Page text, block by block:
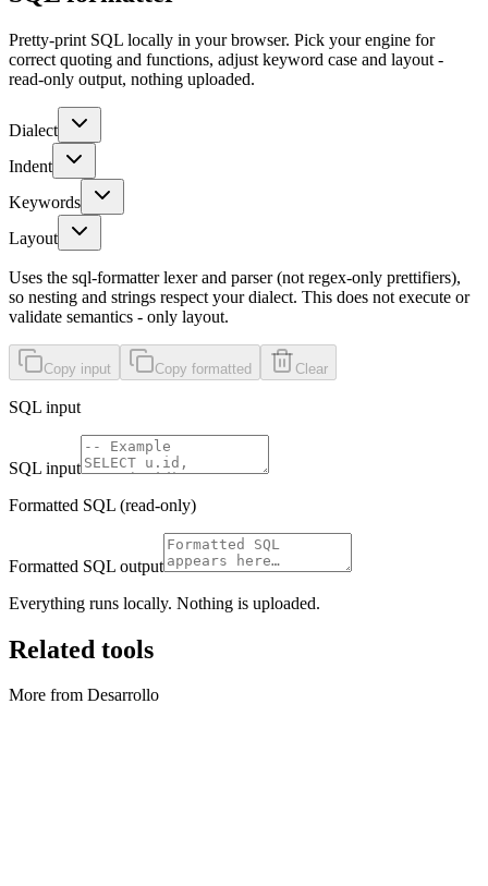
Pretty-print SQL locally in your browser. Pick your engine for
correct quoting and functions, adjust keyword case and layout -
read-only output, nothing uploaded.
Dialect
Indent
Keywords
Layout
Uses the sql-formatter lexer and parser (not regex-only prettifiers),
so nesting and strings respect your dialect. This does not execute or
validate semantics - only layout.
Copy input Copy formatted Clear
SQL input
SQL input
Formatted SQL (read-only)
Formatted SQL output
Everything runs locally. Nothing is uploaded.
Related tools
More from Desarrollo